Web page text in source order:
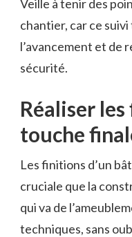
Veille à tenir des
chantier, car ce
l’avancement et de
sécurité.
Réaliser
touche
Les finitions d’un
cruciale que la
qui va de
techniques, sans